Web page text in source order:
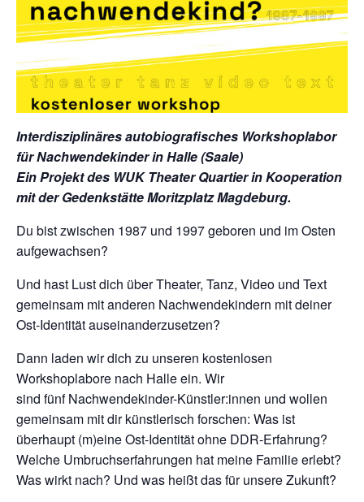
Interdisziplinäres autobiografisches Workshoplabor
für Nachwendekinder in Halle (Saale)
Ein Projekt des WUK Theater Quartier in Kooperation
mit der Gedenkstätte Moritzplatz Magdeburg.
Du bist zwischen 1987 und 1997 geboren und im Osten
aufgewachsen?
Und hast Lust dich über Theater, Tanz, Video und Text
gemeinsam mit anderen Nachwendekindern mit deiner
Ost-Identität auseinanderzusetzen?
Dann laden wir dich zu unseren kostenlosen
Workshoplabore nach Halle ein. Wir
sind fünf Nachwendekinder-Künstler:innen und wollen
gemeinsam mit dir künstlerisch forschen: Was ist
überhaupt (m)eine Ost-Identität ohne DDR-Erfahrung?
Welche Umbruchserfahrungen hat meine Familie erlebt?
Was wirkt nach? Und was heißt das für unsere Zukunft?